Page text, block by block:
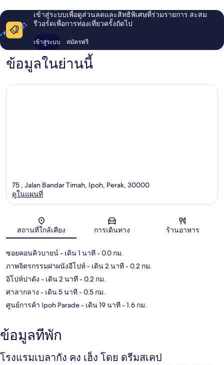
เข้าสู่ระบบเพื่อดูส่วนลดและสิทธิพิเศษที่ร่วมรายการ สะสม
รีวอร์ดเพื่อการท่องเที่ยวครั้งถัดไป
เข้าสู่ระบบ สมัครฟรี
ข้อมูลในย่านนี้
แผนที่
75 , Jalan Bandar Timah, Ipoh, Perak, 30000
ดูในแผนที่
สถานที่ใกล้เคียง การเดินทาง ร้านอาหาร
ซอยคอนคิวบายน์- เดิน 1 นาที- 0.0 กม.
ภาพจิตรกรรมฝาผนังอีโปห์- เดิน 2 นาที- 0.2 กม.
อิโปห์ปาดัง - เดิน 2 นาที- 0.2 กม.
ศาลากลาง - เดิน 5 นาที- 0.5 กม.
ศูนย์การค้า Ipoh Parade- เดิน 19 นาที- 1.6 กม.
ข้อมูลที่พัก
โรงแรมเบลากัง คง เฮ็ง โดย ดรีมสเคป